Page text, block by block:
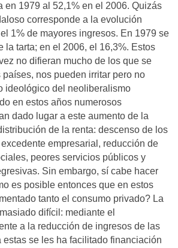
en 1979 al 52,1% en el 2006. Quizás
corresponde a la evolución
1% de mayores ingresos. En 1979 se
la tarta; en el 2006, el 16,3%. Estos
no difieran mucho de los que se
nos pueden irritar pero no
ideológico del neoliberalismo
en estos años numerosos
dado lugar a este aumento de la
de la renta: descenso de los
empresarial, reducción de
peores servicios públicos y
Sin embargo, sí cabe hacer
es posible entonces que en estos
tanto el consumo privado? La
difícil: mediante el
a la reducción de ingresos de las
estas se les ha facilitado financiación